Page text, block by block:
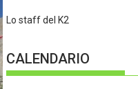
Lo staff del K2
CALENDARIO